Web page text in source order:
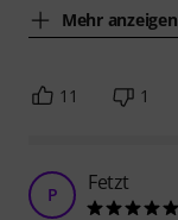
Mehr anzeigen
11 1
P Fetzt